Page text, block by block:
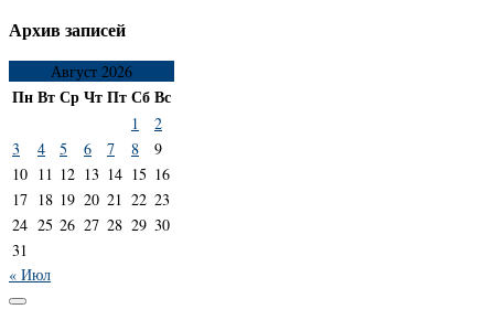
Архив записей
Август 2026
ПнВтСрЧтПтСбВс
1
2
3
4 5 6 7 8
9
10 11 12 13 14 15 16
17 18 19 20 21 22 23
24 25 26 27 28 29 30
31
« Июл